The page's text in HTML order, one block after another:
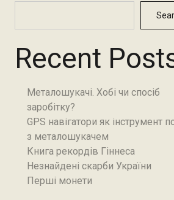
Recent
Металошукачі. Хобі чи спосіб
заробітку?
GPS навігатори як інструмент
з металошукачем
Книга рекордів Гіннеса
Незнайдені скарби України
Перші монети